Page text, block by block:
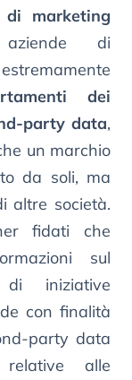
di marketing
di
dei
party data,
un marchio
da soli, ma
altre società.
fidati che
sul
iniziative
con finalità
party data
alle